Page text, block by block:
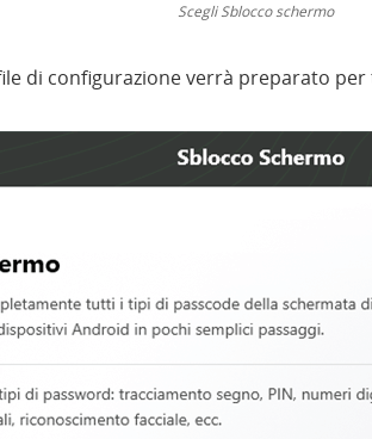
Scegli Sblocco schermo
di configurazione verrà preparato